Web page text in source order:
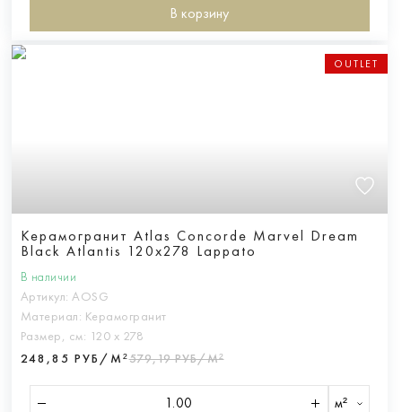
В корзину
OUTLET
Керамогранит Atlas Concorde Marvel Dream
Black Atlantis 120x278 Lappato
В наличии
Артикул: AOSG
Материал: Керамогранит
Размер, см: 120 х 278
248,85 РУБ/М²579,19 РУБ/М²
м²